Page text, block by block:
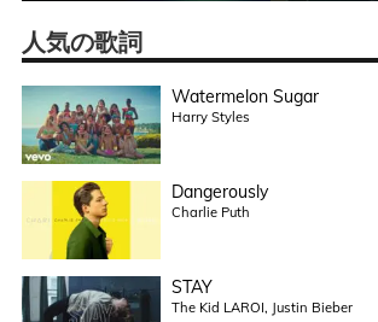
人気の歌詞
Watermelon Sugar
Harry Styles
Dangerously
Charlie Puth
STAY
The Kid LAROI, Justin Bieber